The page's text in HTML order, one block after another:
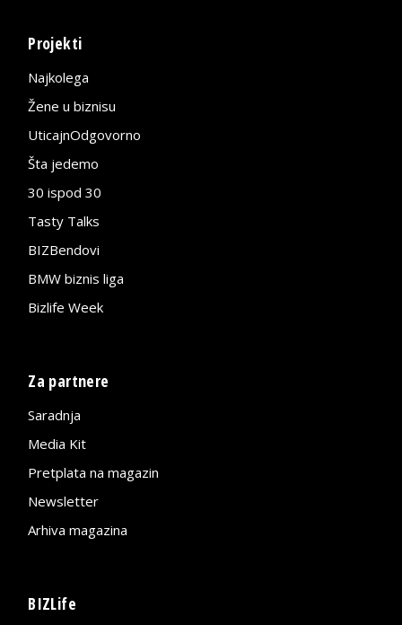
Projekti
Najkolega
Žene u biznisu
UticajnOdgovorno
Šta jedemo
30 ispod 30
Tasty Talks
BIZBendovi
BMW biznis liga
Bizlife Week
Za partnere
Saradnja
Media Kit
Pretplata na magazin
Newsletter
Arhiva magazina
BIZLife